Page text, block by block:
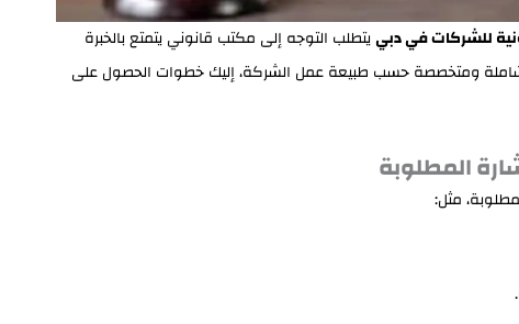
للشركات في دبييتطلب التوجه إلى مكتب قانوني يتمتع بالخبرة
ومتخصصة حسب طبيعة عمل الشركة، إليك خطوات الحصول على
مثل: